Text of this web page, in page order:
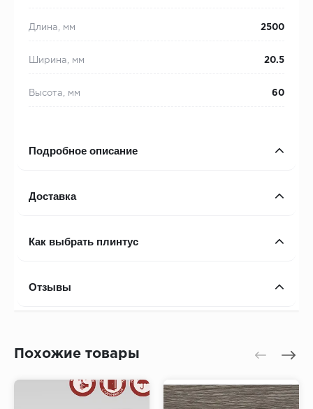
Длина, мм 2500
Ширина, мм 20.5
Высота, мм 60
Подробное описание
Доставка
Как выбрать плинтус
Отзывы
Похожие товары